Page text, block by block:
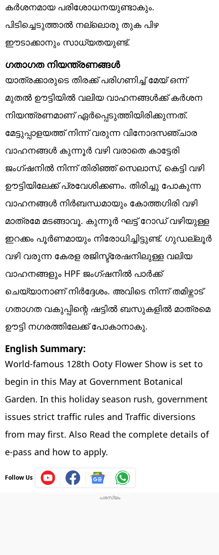
കർശനമായ പരിശോധനയുണ്ടാകും.
പിടിച്ചെടുത്താൽ നല്ലൊരു തുക പിഴ
ഈടാക്കാനും സാധ്യതയുണ്ട്.
ഗതാഗത നിയന്ത്രണങ്ങൾ
യാത്രക്കാരുടെ തിരക്ക് പരി​ഗണിച്ച് മേയ് ഒന്ന്
മുതൽ ഊട്ടിയിൽ വലിയ വാഹനങ്ങൾക്ക് കർശന
നിയന്ത്രണമാണ് ഏർപ്പെടുത്തിയിരിക്കുന്നത്.
മേട്ടുപ്പാളയത്ത് നിന്ന് വരുന്ന വിനോദസഞ്ചാര
വാഹനങ്ങൾ കുന്നൂർ വഴി വരാതെ കാട്ടേരി
ജംഗ്ഷനിൽ നിന്ന് തിരിഞ്ഞ് സെലാസ്, കെട്ടി വഴി
ഊട്ടിയിലേക്ക് പ്രവേശിക്കണം. തിരിച്ചു പോകുന്ന
വാഹനങ്ങൾ നിർബന്ധമായും കോത്തഗിരി വഴി
മാത്രമേ മടങ്ങാവൂ. കുന്നൂർ ഘട്ട് റോഡ് വഴിയുള്ള
ഇറക്കം പൂർണമായും നിരോധിച്ചിട്ടുണ്ട്. ഗുഡല്ലൂർ
വഴി വരുന്ന കേരള രജിസ്ട്രേഷനിലുള്ള വലിയ
വാഹനങ്ങളും HPF ജംഗ്ഷനിൽ പാർക്ക്
ചെയ്യാനാണ് നിർദ്ദേശം. അവിടെ നിന്ന് തമിഴ്നാട്
ഗതാഗത വകുപ്പിന്റെ ഷട്ടിൽ ബസുകളിൽ മാത്രമെ
ഊട്ടി നഗരത്തിലേക്ക് പോകാനാകു.
English Summary:
World-famous 128th Ooty Flower Show is set to
begin in this May at Government Botanical
Garden. In this holiday season rush, government
issues strict traffic rules and Traffic diversions
from may first. Also Read the complete details of
e-pass and how to apply.
Follow Us